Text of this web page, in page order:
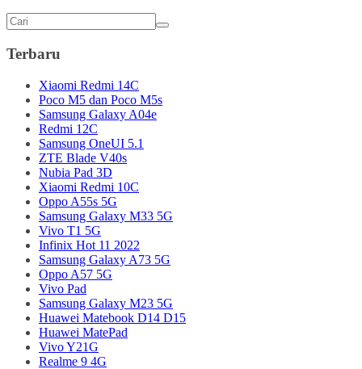
Terbaru
Xiaomi Redmi 14C
Poco M5 dan Poco M5s
Samsung Galaxy A04e
Redmi 12C
Samsung OneUI 5.1
ZTE Blade V40s
Nubia Pad 3D
Xiaomi Redmi 10C
Oppo A55s 5G
Samsung Galaxy M33 5G
Vivo T1 5G
Infinix Hot 11 2022
Samsung Galaxy A73 5G
Oppo A57 5G
Vivo Pad
Samsung Galaxy M23 5G
Huawei Matebook D14 D15
Huawei MatePad
Vivo Y21G
Realme 9 4G